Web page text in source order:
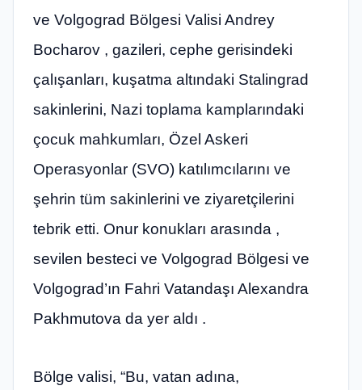
ve Volgograd Bölgesi Valisi Andrey
Bocharov , gazileri, cephe gerisindeki
çalışanları, kuşatma altındaki Stalingrad
sakinlerini, Nazi toplama kamplarındaki
çocuk mahkumları, Özel Askeri
Operasyonlar (SVO) katılımcılarını ve
şehrin tüm sakinlerini ve ziyaretçilerini
tebrik etti. Onur konukları arasında ,
sevilen besteci ve Volgograd Bölgesi ve
Volgograd’ın Fahri Vatandaşı Alexandra
Pakhmutova da yer aldı .
Bölge valisi, “Bu, vatan adına,